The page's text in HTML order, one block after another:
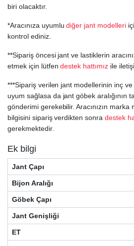
biri olacaktır.
*Aracınıza uyumludiğer jant modelleri
kontrol ediniz.
**Sipariş öncesi jant ve lastiklerin
etmek için lütfendestek hattımız ile
***Sipariş verilen jant modellerinin inç ve
uyum sağlasa da jant göbek aralığının
gönderimi gerekebilir. Aracınızın marka
bilgisini sipariş verdikten sonra destek
gerekmektedir.
Ek bilgi
Jant Çapı
Bijon Aralığı
Göbek Çapı
Jant Genişliği
ET